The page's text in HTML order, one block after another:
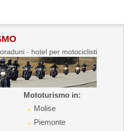
- hotel per motociclisti
Mototurismo in:
Molise
Piemonte